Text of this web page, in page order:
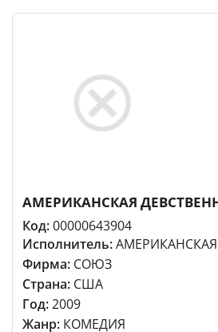
АМЕРИКАНСКАЯ
Код:00000643904
Исполнитель:
Фирма: СОЮЗ
Страна: США
Год:2009
Жанр: КОМЕДИЯ